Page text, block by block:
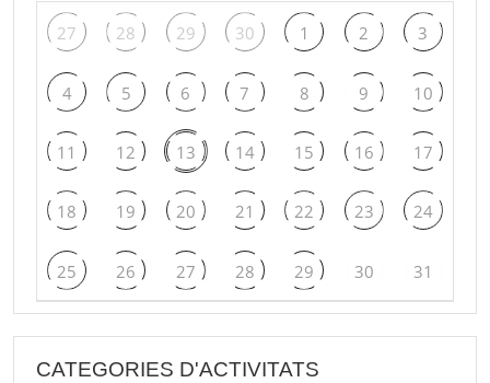
27 28 29 30 1 2 3
4 5 6 7 8 9 10
11 12 13 14 15 16 17
18 19 20 21 22 23 24
25 26 27 28 29 30 31
CATEGORIES D'ACTIVITATS